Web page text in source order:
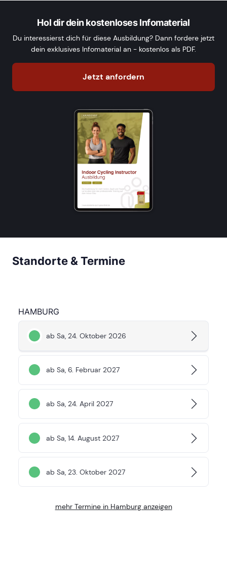
Hol dir dein kostenloses Infomaterial
Du interessierst dich für diese Ausbildung? Dann fordere jetzt
dein exklusives Infomaterial an - kostenlos als PDF.
Jetzt anfordern
Standorte & Termine
HAMBURG
ab Sa, 24. Oktober 2026
ab Sa, 6. Februar 2027
ab Sa, 24. April 2027
ab Sa, 14. August 2027
ab Sa, 23. Oktober 2027
mehr Termine in Hamburg anzeigen